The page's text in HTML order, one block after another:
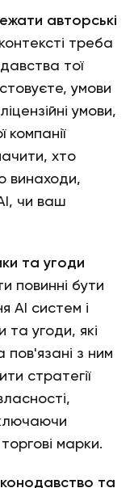
авторські
треба
тої
умови
умови,
хто
винаходи,
чи ваш
та угоди
повинні бути
АІ систем і
та угоди, які
пов'язані з ним
стратегії
марки.
та